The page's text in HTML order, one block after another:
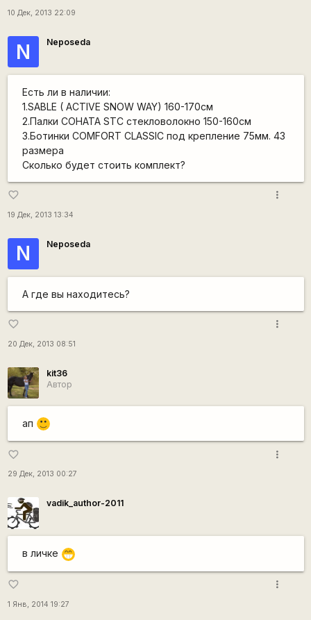
10 Дек, 2013 22:09
N Neposeda
Есть ли в наличии:
1.SABLE ( ACTIVE SNOW WAY) 160-170см
2.Палки СОНАТА STC стекловолокно 150-160см
3.Ботинки COMFORT CLASSIC под крепление 75мм. 43
размера
Сколько будет стоить комплект?
favorite_border
19 Дек, 2013 13:34
more_vert
N Neposeda
А где вы находитесь?
favorite_border
20 Дек, 2013 08:51
more_vert
kit36
Автор
ап :)
favorite_border
29 Дек, 2013 00:27
more_vert
vadik_author-2011
в личке ;D
favorite_border
1 Янв, 2014 19:27
more_vert